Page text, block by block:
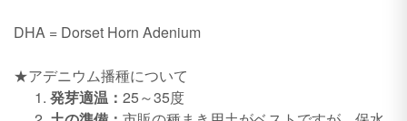
DHA = Dorset Horn Adenium
★アデニウム播種について
発芽適温： 25～35度